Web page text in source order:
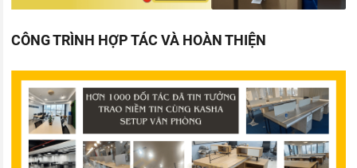
CÔNG TRÌNH HỢP TÁC VÀ HOÀN THIỆN